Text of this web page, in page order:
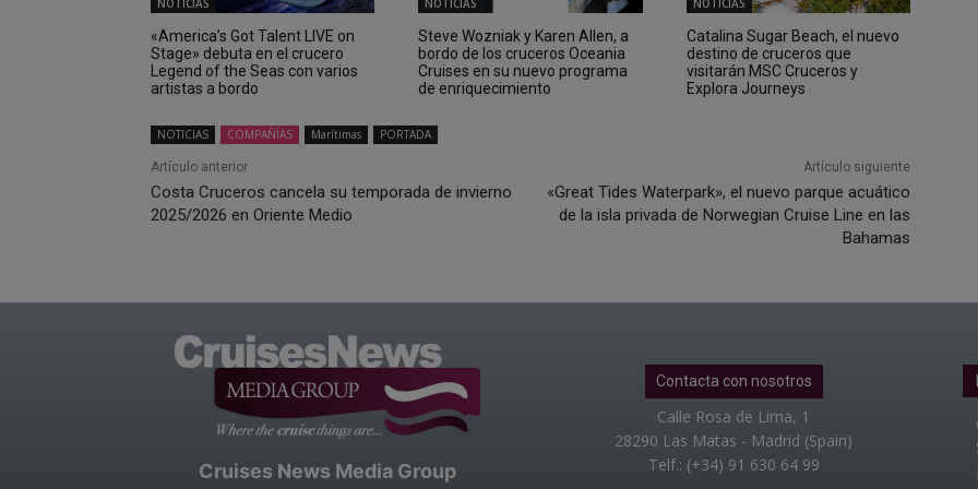
NOTICIAS
«America’s Got Talent LIVE on
Stage» debuta en el crucero
Legend of the Seas con varios
artistas a bordo
NOTICIAS
Steve Wozniak y Karen Allen, a
bordo de los cruceros Oceania
Cruises en su nuevo programa
de enriquecimiento
NOTICIAS
Catalina Sugar Beach, el nuevo
destino de cruceros que
visitarán MSC Cruceros y
Explora Journeys
NOTICIAS COMPAÑÍAS Marítimas PORTADA
Artículo anterior
Costa Cruceros cancela su temporada de invierno
2025/2026 en Oriente Medio
Artículo siguiente
«Great Tides Waterpark», el nuevo parque acuático
de la isla privada de Norwegian Cruise Line en las
Bahamas
Cruises News Media Group
Contacta con nosotros
Calle Rosa de Lima, 1
28290 Las Matas - Madrid (Spain)
Telf.: (+34) 91 630 64 99